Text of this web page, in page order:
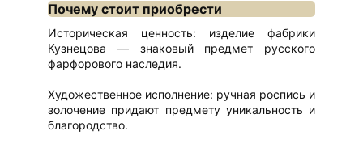
Почему стоит приобрести
Историческая ценность: изделие фабрики
Кузнецова — знаковый предмет русского
фарфорового наследия.
Художественное исполнение: ручная роспись и
золочение придают предмету уникальность и
благородство.